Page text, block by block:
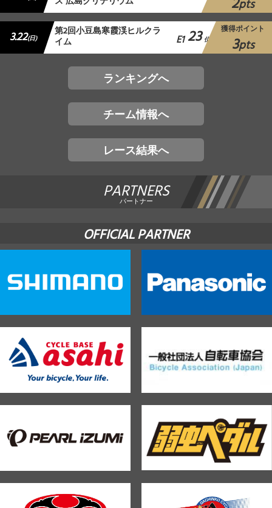
pts
3.22(日) 第2回小豆島寒霞渓ヒルクラ
イム E1 23 位
獲得ポイント
3pts
ランキングへ
チーム情報へ
レース結果へ
PARTNERS
パートナー
OFFICIAL PARTNER